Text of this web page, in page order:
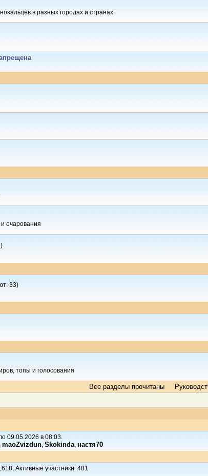
в разных городах и странах
очарования
33)
топы и голосования
Все разделы прочитаны
09.05.2026 в 08:03.
maoZvizdun, Skokinda, настя70
Активные участники: 481